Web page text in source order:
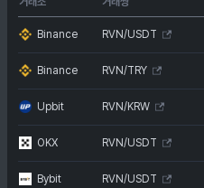
Binance RVN/USDT
Binance RVN/TRY
Upbit RVN/KRW
OKX RVN/USDT
Bybit RVN/USDT